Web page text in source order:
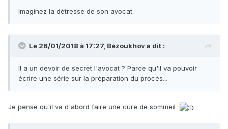
Imaginez la détresse de son avocat.
Le 26/01/2018 à 17:27, Bézoukhova dit :
Il a un devoir de secret l'avocat ? Parce qu'il va pouvoir
écrire une série sur la préparation du procès...
Je pense qu'il va d'abord faire une cure de sommeil